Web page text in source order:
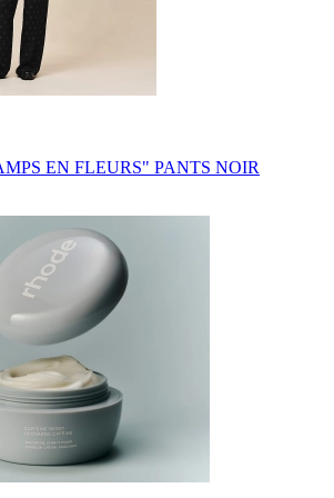
EN FLEURS" PANTS NOIR